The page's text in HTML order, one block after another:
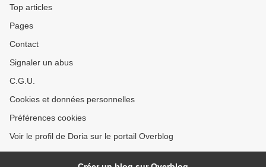
Top articles
Pages
Contact
Signaler un abus
C.G.U.
Cookies et données personnelles
Préférences cookies
Voir le profil de Doria sur le portail Overblog